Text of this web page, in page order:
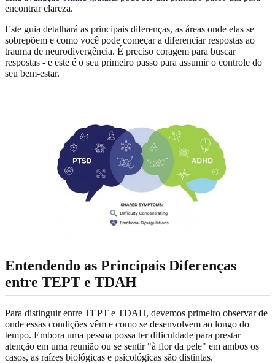
encontrar clareza.
Este guia detalhará as principais diferenças, as áreas onde elas se
sobrepõem e como você pode começar a diferenciar respostas ao
trauma de neurodivergência. É preciso coragem para buscar
respostas - e este é o seu primeiro passo para assumir o controle do
seu bem-estar.
Entendendo as Principais Diferenças
entre TEPT e TDAH
Para distinguir entre TEPT e TDAH, devemos primeiro observar de
onde essas condições vêm e como se desenvolvem ao longo do
tempo. Embora uma pessoa possa ter dificuldade para prestar
atenção em uma reunião ou se sentir "à flor da pele" em ambos os
casos, as raízes biológicas e psicológicas são distintas.